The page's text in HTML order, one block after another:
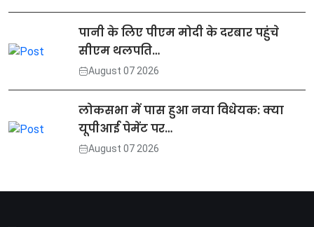
पानी के लिए पीएम मोदी के दरबार पहुंचे
सीएम थलपति…
August 07 2026
लोकसभा में पास हुआ नया विधेयक: क्या
यूपीआई पेमेंट पर…
August 07 2026